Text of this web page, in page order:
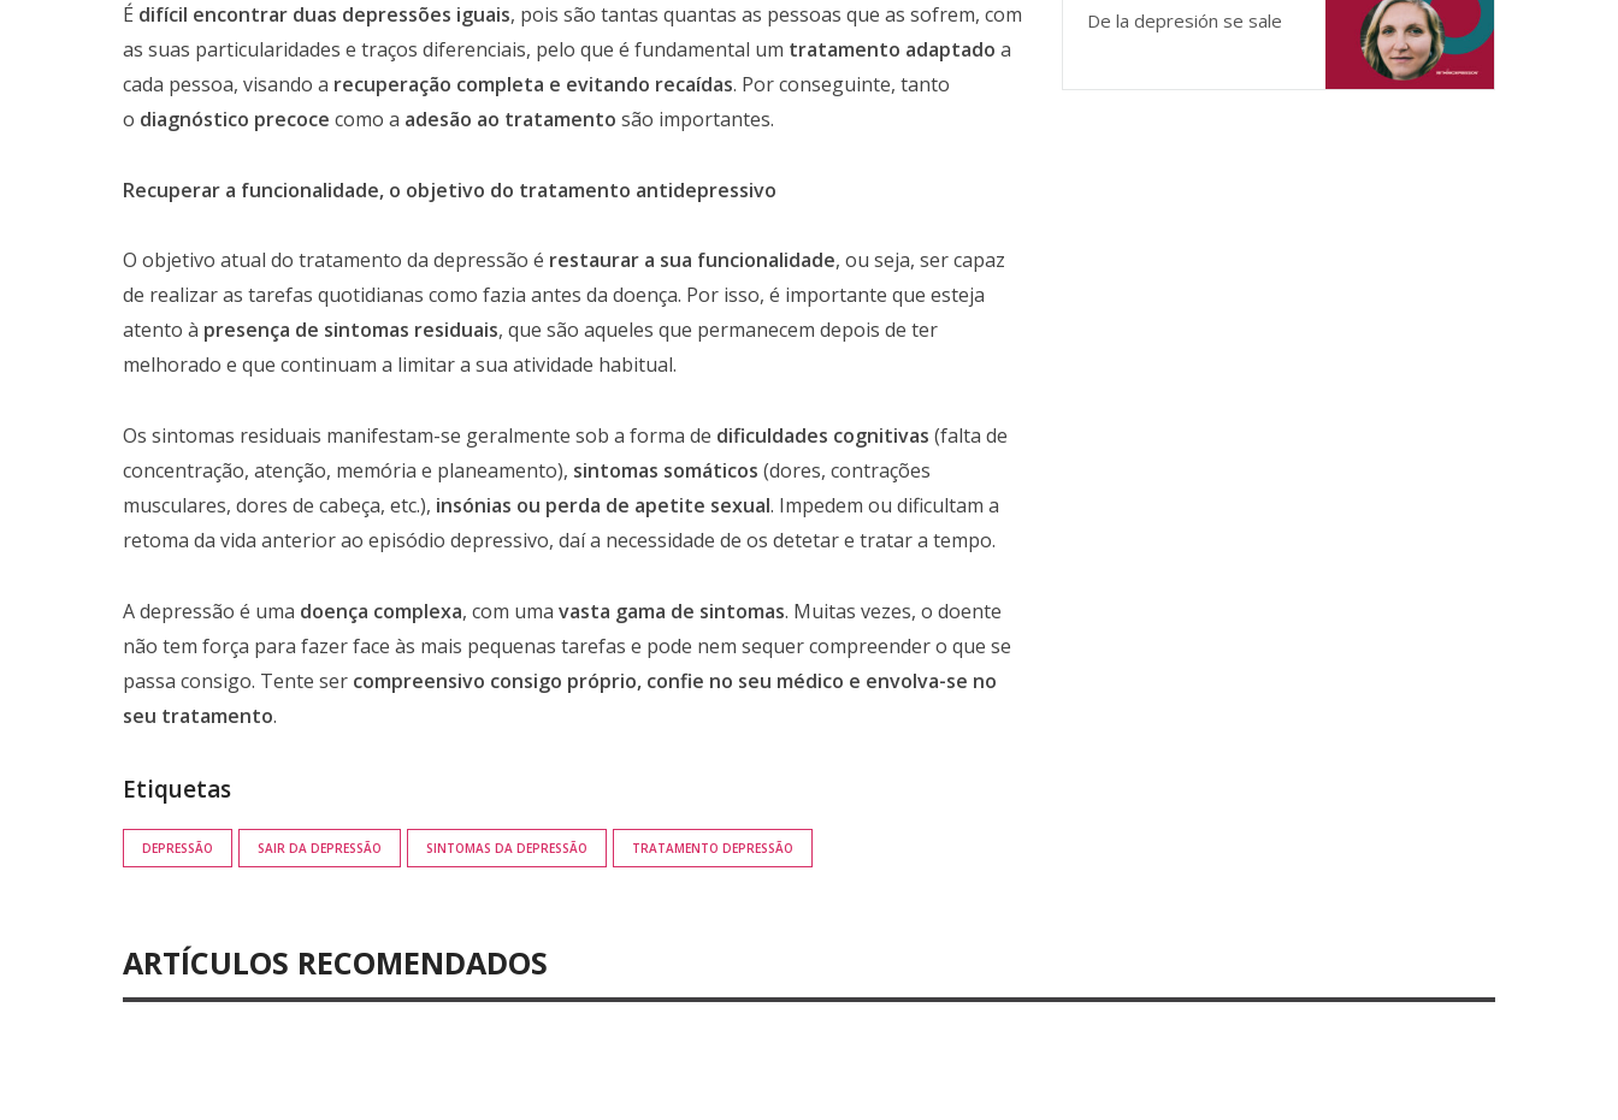
É difícil encontrar duas depressões iguais, pois são tantas quantas as pessoas que as sofrem, com
as suas particularidades e traços diferenciais, pelo que é fundamental um tratamento adaptado a
cada pessoa, visando a recuperação completa e evitando recaídas. Por conseguinte, tanto
o diagnóstico precoce como a adesão ao tratamento são importantes.
Recuperar a funcionalidade, o objetivo do tratamento antidepressivo
O objetivo atual do tratamento da depressão é restaurar a sua funcionalidade, ou seja, ser capaz
de realizar as tarefas quotidianas como fazia antes da doença. Por isso, é importante que esteja
atento à presença de sintomas residuais, que são aqueles que permanecem depois de ter
melhorado e que continuam a limitar a sua atividade habitual.
Os sintomas residuais manifestam-se geralmente sob a forma de dificuldades cognitivas (falta de
concentração, atenção, memória e planeamento), sintomas somáticos (dores, contrações
musculares, dores de cabeça, etc.), insónias ou perda de apetite sexual. Impedem ou dificultam a
retoma da vida anterior ao episódio depressivo, daí a necessidade de os detetar e tratar a tempo.
A depressão é uma doença complexa, com uma vasta gama de sintomas. Muitas vezes, o doente
não tem força para fazer face às mais pequenas tarefas e pode nem sequer compreender o que se
passa consigo. Tente ser compreensivo consigo próprio, confie no seu médico e envolva-se no
seu tratamento.
Etiquetas
DEPRESSÃO SAIR DA DEPRESSÃO SINTOMAS DA DEPRESSÃO TRATAMENTO DEPRESSÃO
De la depresión se sale
ARTÍCULOS RECOMENDADOS